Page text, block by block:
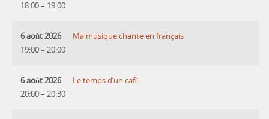
18:00– 19:00
6 août 2026
19:00– 20:00
Ma musique chante en français
6 août 2026
20:00– 20:30
Le temps d’un café